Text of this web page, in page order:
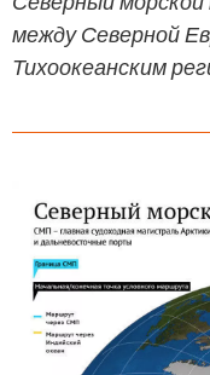
между Северной
Тихоокеанским